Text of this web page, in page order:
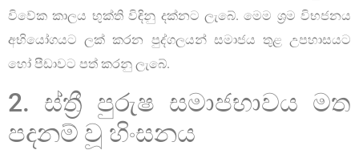
විවේක කාලය භුක්ති විඳිනු දක්නට ලැබේ. මෙම ශ්‍රම විභජනය
අභියෝගයට ලක් කරන පුද්ගලයන් සමාජය තුළ උපහාසයට
හෝ පීඩාවට පත් කරනු ලැබේ.
2. ස්ත්‍රී පුරුෂ සමාජභාවය මත
පදනම් වූ හිංසනය